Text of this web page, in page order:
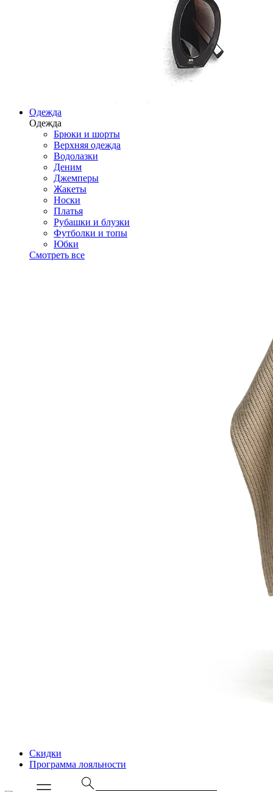
Одежда
Одежда
Брюки и шорты
Верхняя одежда
Водолазки
Деним
Джемперы
Жакеты
Носки
Платья
Рубашки и блузки
Футболки и топы
Юбки
Смотреть все
Скидки
Программа лояльности